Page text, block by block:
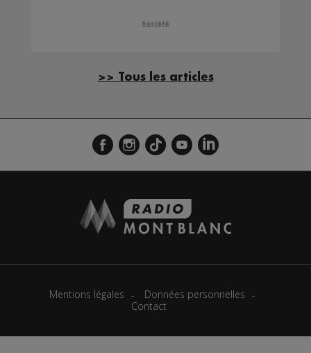
Société
>> Tous les articles
Mentions légales
Données personnelles
Contact